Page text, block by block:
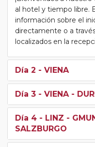
al hotel y tiempo libre.
información sobre el
directamente o a
localizados en la
Día 2 - VIENA
Día 3 - VIENA -
Día 4 - LINZ -
SALZBURGO